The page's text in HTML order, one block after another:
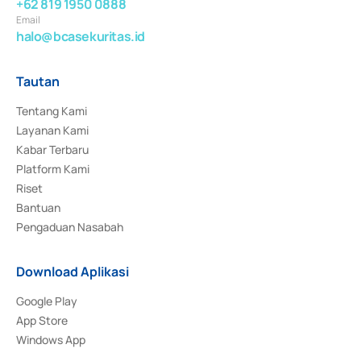
+62 819 1950 0888
Email
halo@bcasekuritas.id
Tautan
Tentang Kami
Layanan Kami
Kabar Terbaru
Platform Kami
Riset
Bantuan
Pengaduan Nasabah
Download Aplikasi
Google Play
App Store
Windows App